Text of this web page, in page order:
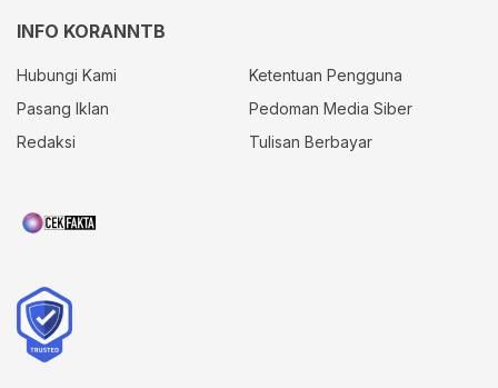
INFO KORANNTB
Hubungi Kami
Ketentuan Pengguna
Pasang Iklan
Pedoman Media Siber
Redaksi
Tulisan Berbayar